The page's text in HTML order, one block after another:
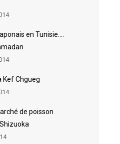
en Tunisie….
Kef Chgueg
de poisson